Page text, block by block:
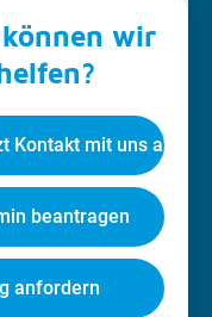
wir
Kontakt mit uns auf
beantragen
anfordern